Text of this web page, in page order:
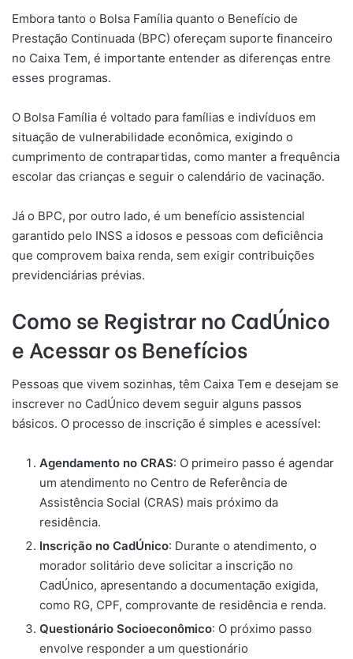
Embora tanto o Bolsa Família quanto o Benefício de
Prestação Continuada (BPC) ofereçam suporte financeiro
no Caixa Tem, é importante entender as diferenças entre
esses programas.
O Bolsa Família é voltado para famílias e indivíduos em
situação de vulnerabilidade econômica, exigindo o
cumprimento de contrapartidas, como manter a frequência
escolar das crianças e seguir o calendário de vacinação.
Já o BPC, por outro lado, é um benefício assistencial
garantido pelo INSS a idosos e pessoas com deficiência
que comprovem baixa renda, sem exigir contribuições
previdenciárias prévias.
Como se Registrar no CadÚnico
e Acessar os Benefícios
Pessoas que vivem sozinhas, têm Caixa Tem e desejam se
inscrever no CadÚnico devem seguir alguns passos
básicos. O processo de inscrição é simples e acessível:
Agendamento no CRAS: O primeiro passo é agendar
um atendimento no Centro de Referência de
Assistência Social (CRAS) mais próximo da
residência.
Inscrição no CadÚnico: Durante o atendimento, o
morador solitário deve solicitar a inscrição no
CadÚnico, apresentando a documentação exigida,
como RG, CPF, comprovante de residência e renda.
Questionário Socioeconômico: O próximo passo
envolve responder a um questionário